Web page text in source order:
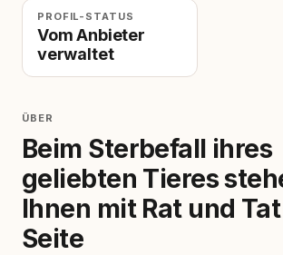
PROFIL-STATUS
Vom Anbieter
verwaltet
ÜBER
Beim Sterbefall ihres
geliebten Tieres
Ihnen mit Rat und
Seite